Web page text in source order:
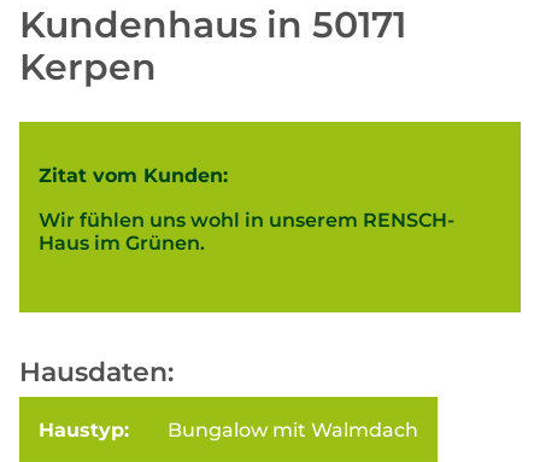
Kundenhaus in 50171
Kerpen
Zitat vom Kunden:
Wir fühlen uns wohl in unserem RENSCH-
Haus im Grünen.
Hausdaten:
Haustyp: Bungalow mit Walmdach